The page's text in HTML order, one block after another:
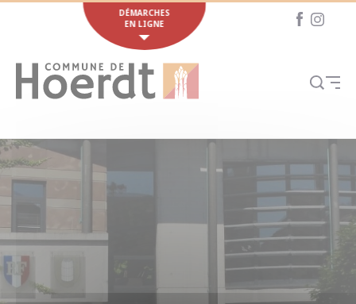
DÉMARCHES
EN LIGNE
Cookies management panel